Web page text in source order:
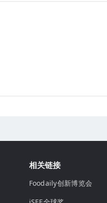
相关链接
Foodaily创新博览会